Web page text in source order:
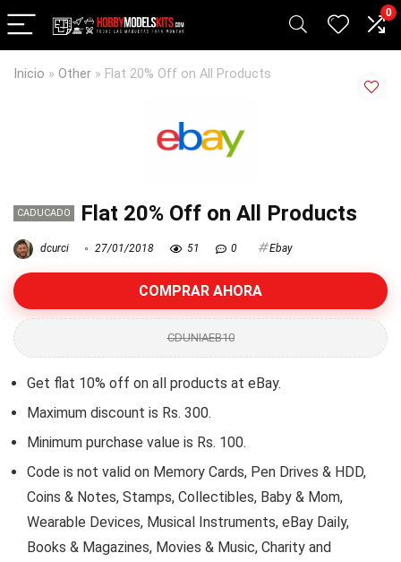
0
Inicio » Other » Flat 20% Off on All Products
CADUCADO Flat 20% Off on All Products
dcurci 27/01/2018 51 0 Ebay
COMPRAR AHORA
CDUNIAEB10
Get flat 10% off on all products at eBay.
Maximum discount is Rs. 300.
Minimum purchase value is Rs. 100.
Code is not valid on Memory Cards, Pen Drives & HDD,
Coins & Notes, Stamps, Collectibles, Baby & Mom,
Wearable Devices, Musical Instruments, eBay Daily,
Books & Magazines, Movies & Music, Charity and